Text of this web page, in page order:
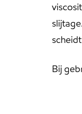
Bij